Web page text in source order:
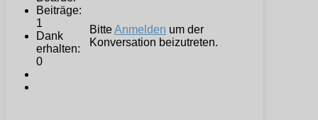
Beiträge:
1
Dank
erhalten:
0
BitteAnmelden um der
Konversation beizutreten.